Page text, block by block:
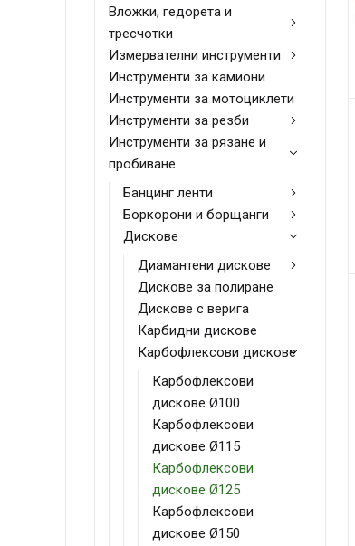
Вложки, гедорета и
тресчотки
Измервателни инструменти
Инструменти за камиони
Инструменти за мотоциклети
Инструменти за резби
Инструменти за рязане и
пробиване
Банцинг ленти
Боркорони и борщанги
Дискове
Диамантени дискове
Дискове за полиране
Дискове с верига
Карбидни дискове
Карбофлексови дискове
Карбофлексови
дискове Ø100
Карбофлексови
дискове Ø115
Карбофлексови
дискове Ø125
Карбофлексови
дискове Ø150